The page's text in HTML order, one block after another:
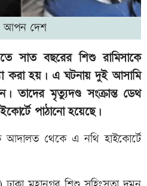
আপন দেশ
সাত বছরের শিশু রামিসাকে
করা হয়। এ ঘটনায় দুই আসামি
তাদের মৃত্যুদণ্ড সংক্রান্ত ডেথ
পাঠানো হয়েছে।
আদালত থেকে এ নথি হাইকোর্টে